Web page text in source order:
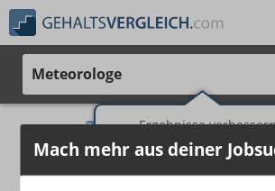
Ergebnisse
jetzt Ort hinzufügen!
Meteorologe
3.099 €
25% 50%
Bruttogehalt bei 40
Mach mehr aus deiner